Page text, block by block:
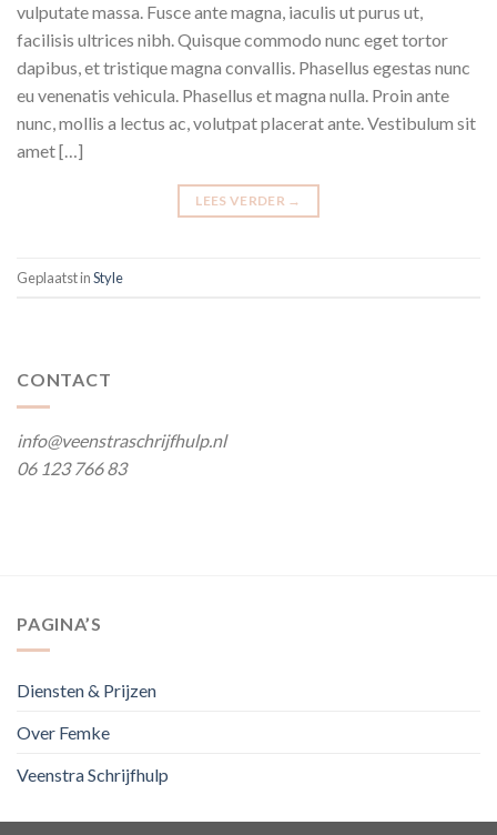
vulputate massa. Fusce ante magna, iaculis ut purus ut,
facilisis ultrices nibh. Quisque commodo nunc eget tortor
dapibus, et tristique magna convallis. Phasellus egestas nunc
eu venenatis vehicula. Phasellus et magna nulla. Proin ante
nunc, mollis a lectus ac, volutpat placerat ante. Vestibulum sit
amet […]
LEES VERDER →
Geplaatst inStyle
CONTACT
info@veenstraschrijfhulp.nl
06 123 766 83
PAGINA’S
Diensten & Prijzen
Over Femke
Veenstra Schrijfhulp